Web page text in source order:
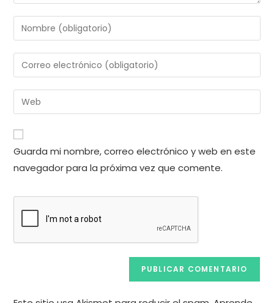
Introduce
tu
nombre
de
usuario
para
comentar
Introduce
tu
dirección
de
electrónico
para
comentar
Introduce
la
URL
de
tu
web
Guarda mi nombre, correo electrónico y web en este
navegador para la próxima vez que comente.